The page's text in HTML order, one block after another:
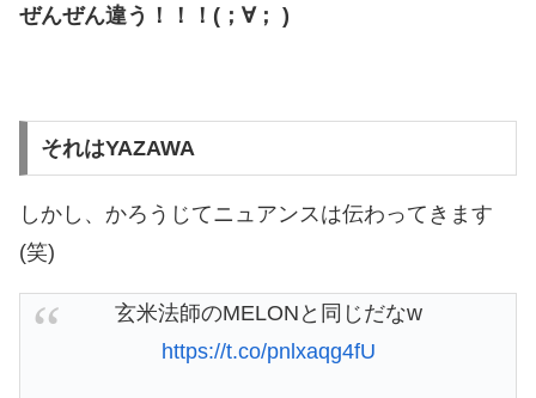
ぜんぜん違う！！！(；∀； )
それはYAZAWA
しかし、かろうじてニュアンスは伝わってきます
(笑)
玄米法師のMELONと同じだなw
https://t.co/pnlxaqg4fU